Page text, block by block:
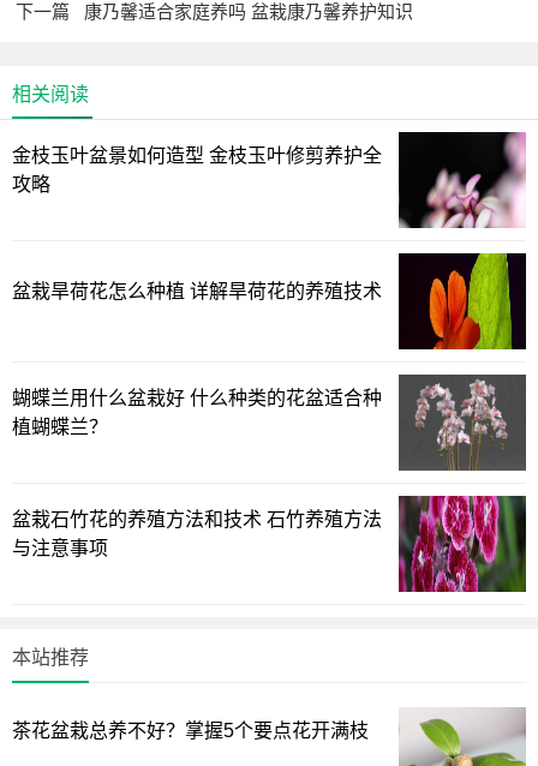
第一，盆栽鹤望兰，适合养在大客厅
下一篇 康乃馨适合家庭养吗 盆栽康乃馨养护知识
相关阅读
金枝玉叶盆景如何造型 金枝玉叶修剪养护全
攻略
盆栽旱荷花怎么种植 详解旱荷花的养殖技术
蝴蝶兰用什么盆栽好 什么种类的花盆适合种
植蝴蝶兰？
盆栽石竹花的养殖方法和技术 石竹养殖方法
与注意事项
本站推荐
茶花盆栽总养不好？掌握5个要点花开满枝